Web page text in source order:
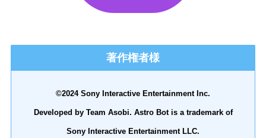
著作権者様
©2024 Sony Interactive Entertainment Inc.
Developed by Team Asobi. Astro Bot is a trademark of
Sony Interactive Entertainment LLC.